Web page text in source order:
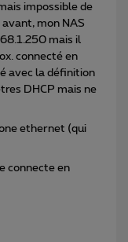
impossible de
mon NAS
mais il
connecté en
avec la définition
DHCP mais ne
ethernet (qui
connecte en